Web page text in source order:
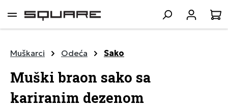
sadržaj
Muškarci Odeća Sako
Muški braon sako sa
kariranim dezenom